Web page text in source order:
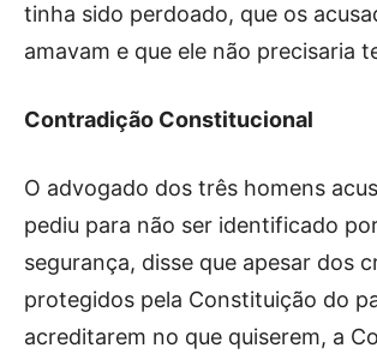
tinha sido perdoado, que os
amavam e que ele não precisaria
Contradição Constitucional
O advogado dos três homens
pediu para não ser identificado
segurança, disse que apesar dos
protegidos pela Constituição do
acreditarem no que quiserem, a